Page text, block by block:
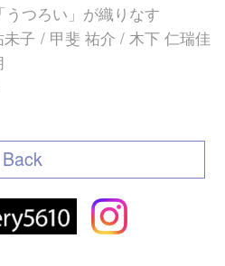
つろい」が織りなす
子 / 甲斐 祐介 / 木下 仁瑞佳
Back